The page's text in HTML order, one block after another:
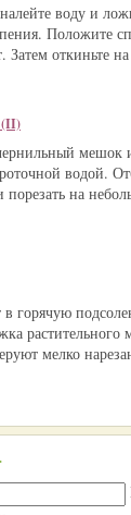
воду и
Положите
Затем откиньте
(II)
мешок
водой.
на
в горячую
растительного
мелко